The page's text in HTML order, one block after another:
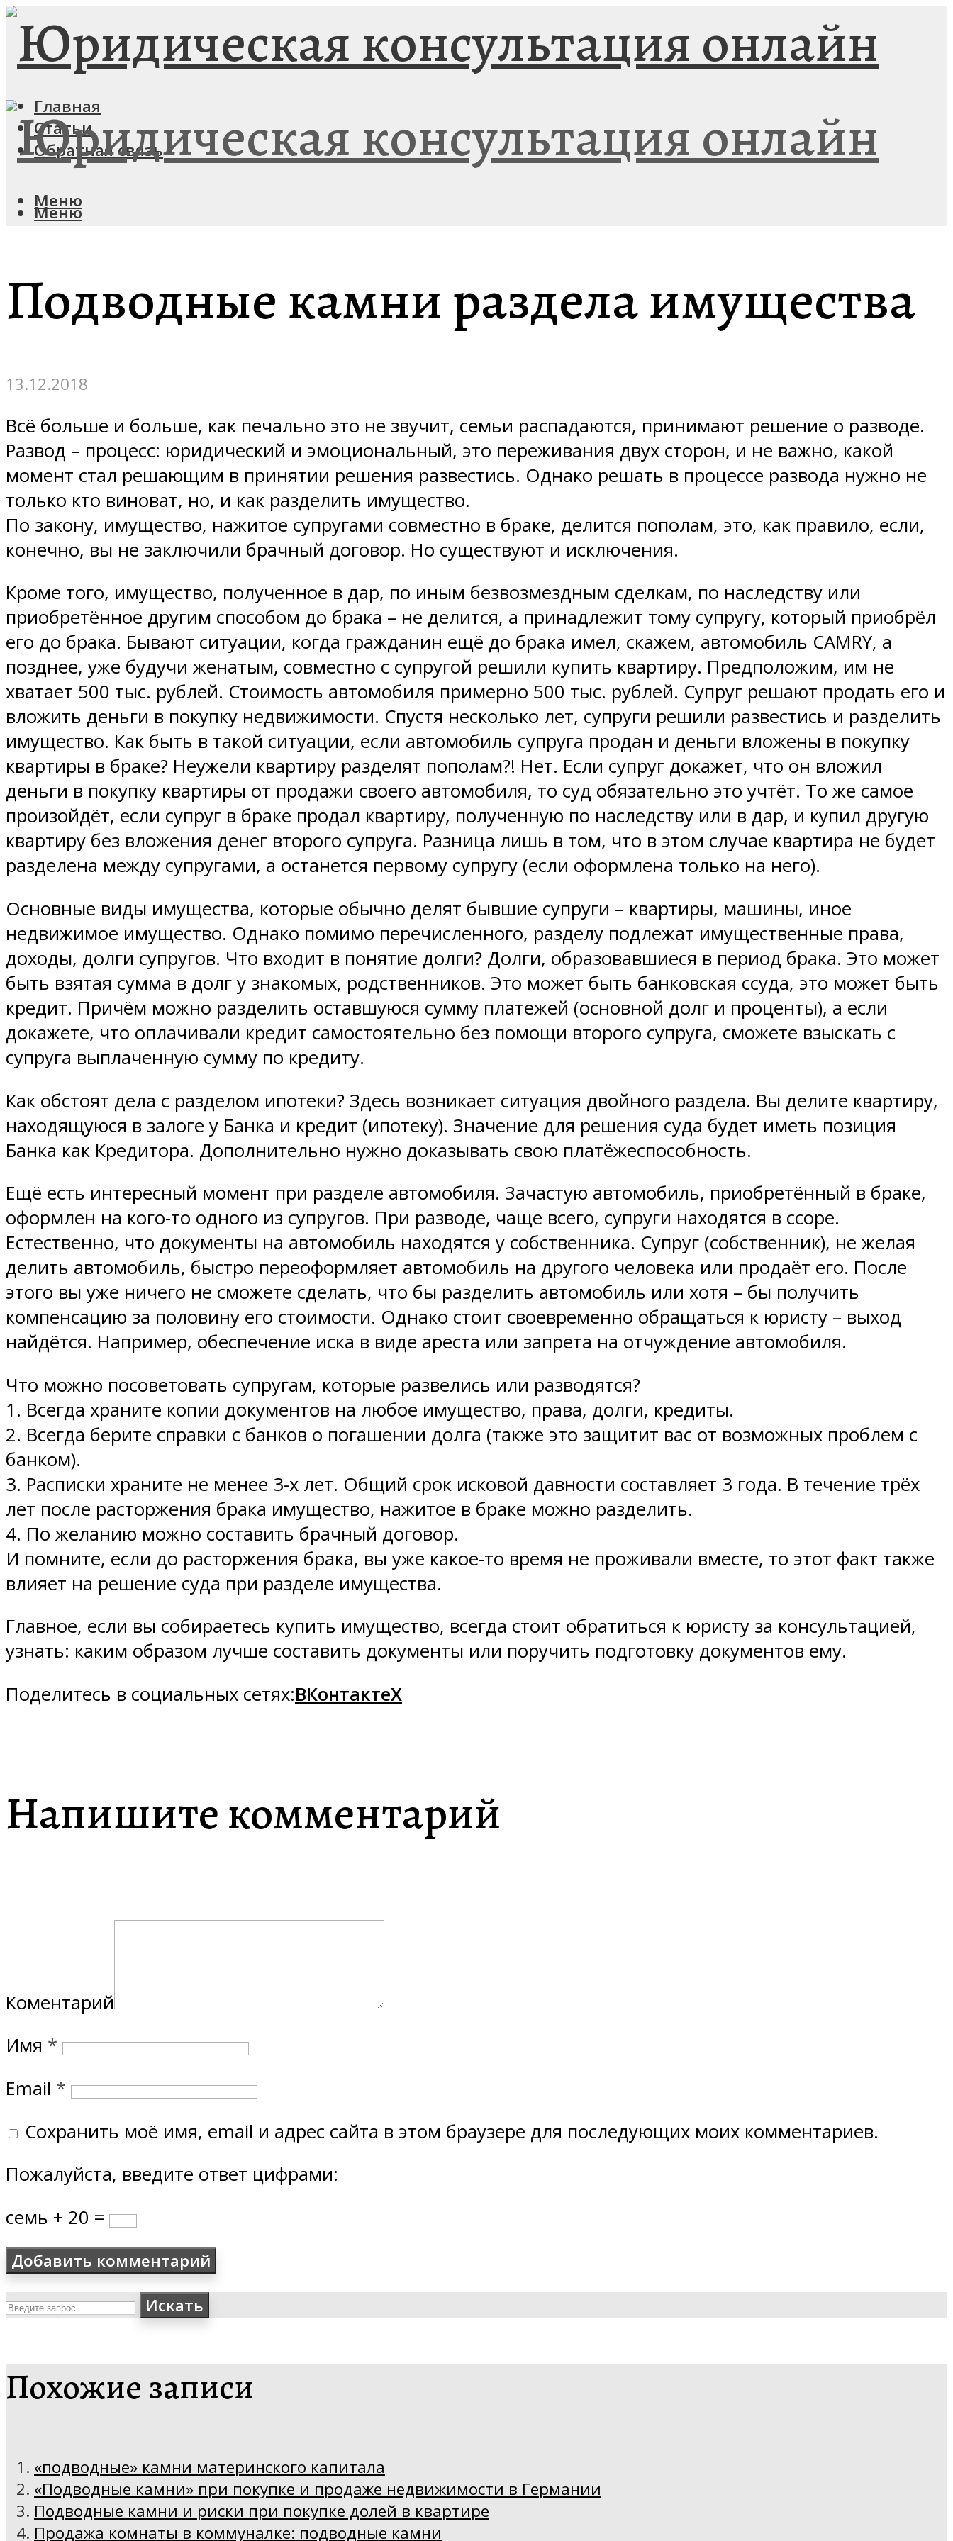
Главная
Статьи
Обратная связь
Меню
Меню
Подводные камни раздела имущества
13.12.2018
Всё больше и больше, как печально это не звучит, семьи распадаются, принимают решение о разводе.
Развод – процесс: юридический и эмоциональный, это переживания двух сторон, и не важно, какой
момент стал решающим в принятии решения развестись. Однако решать в процессе развода нужно не
только кто виноват, но, и как разделить имущество.
По закону, имущество, нажитое супругами совместно в браке, делится пополам, это, как правило, если,
конечно, вы не заключили брачный договор. Но существуют и исключения.
Кроме того, имущество, полученное в дар, по иным безвозмездным сделкам, по наследству или
приобретённое другим способом до брака – не делится, а принадлежит тому супругу, который приобрёл
его до брака. Бывают ситуации, когда гражданин ещё до брака имел, скажем, автомобиль CAMRY, а
позднее, уже будучи женатым, совместно с супругой решили купить квартиру. Предположим, им не
хватает 500 тыс. рублей. Стоимость автомобиля примерно 500 тыс. рублей. Супруг решают продать его и
вложить деньги в покупку недвижимости. Спустя несколько лет, супруги решили развестись и разделить
имущество. Как быть в такой ситуации, если автомобиль супруга продан и деньги вложены в покупку
квартиры в браке? Неужели квартиру разделят пополам?! Нет. Если супруг докажет, что он вложил
деньги в покупку квартиры от продажи своего автомобиля, то суд обязательно это учтёт. То же самое
произойдёт, если супруг в браке продал квартиру, полученную по наследству или в дар, и купил другую
квартиру без вложения денег второго супруга. Разница лишь в том, что в этом случае квартира не будет
разделена между супругами, а останется первому супругу (если оформлена только на него).
Основные виды имущества, которые обычно делят бывшие супруги – квартиры, машины, иное
недвижимое имущество. Однако помимо перечисленного, разделу подлежат имущественные права,
доходы, долги супругов. Что входит в понятие долги? Долги, образовавшиеся в период брака. Это может
быть взятая сумма в долг у знакомых, родственников. Это может быть банковская ссуда, это может быть
кредит. Причём можно разделить оставшуюся сумму платежей (основной долг и проценты), а если
докажете, что оплачивали кредит самостоятельно без помощи второго супруга, сможете взыскать с
супруга выплаченную сумму по кредиту.
Как обстоят дела с разделом ипотеки? Здесь возникает ситуация двойного раздела. Вы делите квартиру,
находящуюся в залоге у Банка и кредит (ипотеку). Значение для решения суда будет иметь позиция
Банка как Кредитора. Дополнительно нужно доказывать свою платёжеспособность.
Ещё есть интересный момент при разделе автомобиля. Зачастую автомобиль, приобретённый в браке,
оформлен на кого-то одного из супругов. При разводе, чаще всего, супруги находятся в ссоре.
Естественно, что документы на автомобиль находятся у собственника. Супруг (собственник), не желая
делить автомобиль, быстро переоформляет автомобиль на другого человека или продаёт его. После
этого вы уже ничего не сможете сделать, что бы разделить автомобиль или хотя – бы получить
компенсацию за половину его стоимости. Однако стоит своевременно обращаться к юристу – выход
найдётся. Например, обеспечение иска в виде ареста или запрета на отчуждение автомобиля.
Что можно посоветовать супругам, которые развелись или разводятся?
1. Всегда храните копии документов на любое имущество, права, долги, кредиты.
2. Всегда берите справки с банков о погашении долга (также это защитит вас от возможных проблем с
банком).
3. Расписки храните не менее 3-х лет. Общий срок исковой давности составляет 3 года. В течение трёх
лет после расторжения брака имущество, нажитое в браке можно разделить.
4. По желанию можно составить брачный договор.
И помните, если до расторжения брака, вы уже какое-то время не проживали вместе, то этот факт также
влияет на решение суда при разделе имущества.
Главное, если вы собираетесь купить имущество, всегда стоит обратиться к юристу за консультацией,
узнать: каким образом лучше составить документы или поручить подготовку документов ему.
Поделитесь в социальных сетях:ВКонтактеX
Напишите комментарий
Коментарий
Имя *
Email *
Сохранить моё имя, email и адрес сайта в этом браузере для последующих моих комментариев.
Пожалуйста, введите ответ цифрами:
семь + 20 =
Искать
Похожие записи
«подводные» камни материнского капитала
«Подводные камни» при покупке и продаже недвижимости в Германии
Подводные камни и риски при покупке долей в квартире
Продажа комнаты в коммуналке: подводные камни